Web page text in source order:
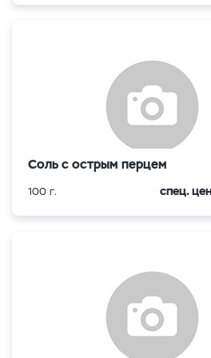
Соль с острым перцем
100 г. спец.